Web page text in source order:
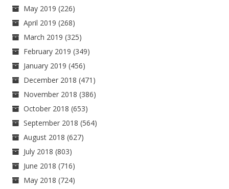
May 2019 (226)
April 2019 (268)
March 2019 (325)
February 2019 (349)
January 2019 (456)
December 2018 (471)
November 2018 (386)
October 2018 (653)
September 2018 (564)
August 2018 (627)
July 2018 (803)
June 2018 (716)
May 2018 (724)